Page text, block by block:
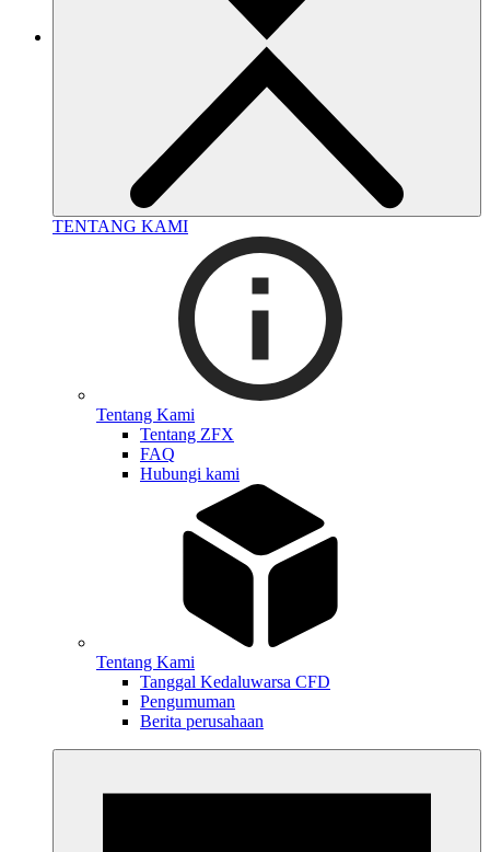
TENTANG KAMI
Tentang Kami
Tentang ZFX
FAQ
Hubungi kami
Tentang Kami
Tanggal Kedaluwarsa CFD
Pengumuman
Berita perusahaan